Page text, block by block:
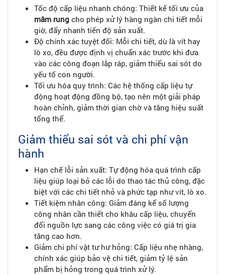
Tốc độ cấp liệu nhanh chóng: Thiết kế tối ưu của
mâm rung cho phép xử lý hàng ngàn chi tiết mỗi
giờ, đẩy nhanh tiến độ sản xuất.
Độ chính xác tuyệt đối: Mỗi chi tiết, dù là vít hay
lò xo, đều được định vị chuẩn xác trước khi đưa
vào các công đoạn lắp ráp, giảm thiểu sai sót do
yếu tố con người.
Tối ưu hóa quy trình: Các hệ thống cấp liệu tự
động hoạt động đồng bộ, tạo nên một giải pháp
hoàn chỉnh, giảm thời gian chờ và tăng hiệu suất
tổng thể.
Giảm thiểu sai sót và chi phí vận
hành
Hạn chế lỗi sản xuất: Tự động hóa quá trình cấp
liệu giúp loại bỏ các lỗi do thao tác thủ công, đặc
biệt với các chi tiết nhỏ và phức tạp như vít, lò xo.
Tiết kiệm nhân công: Giảm đáng kể số lượng
công nhân cần thiết cho khâu cấp liệu, chuyển
đổi nguồn lực sang các công việc có giá trị gia
tăng cao hơn.
Giảm chi phí vật tư hư hỏng: Cấp liệu nhẹ nhàng,
chính xác giúp bảo vệ chi tiết, giảm tỷ lệ sản
phẩm bị hỏng trong quá trình xử lý.